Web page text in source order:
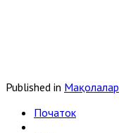
Published in Мақолалар
Початок